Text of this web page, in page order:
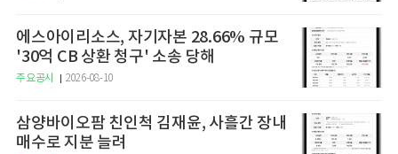
에스아이리소스, 자기자본 28.66% 규모
'30억 CB 상환 청구' 소송 당해
주요공시 2026-08-10
삼양바이오팜 친인척 김재윤, 사흘간 장내
매수로 지분 늘려